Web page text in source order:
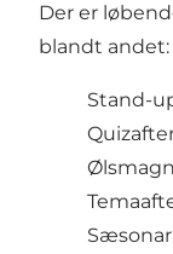
Der er
blandt andet:
Stand-